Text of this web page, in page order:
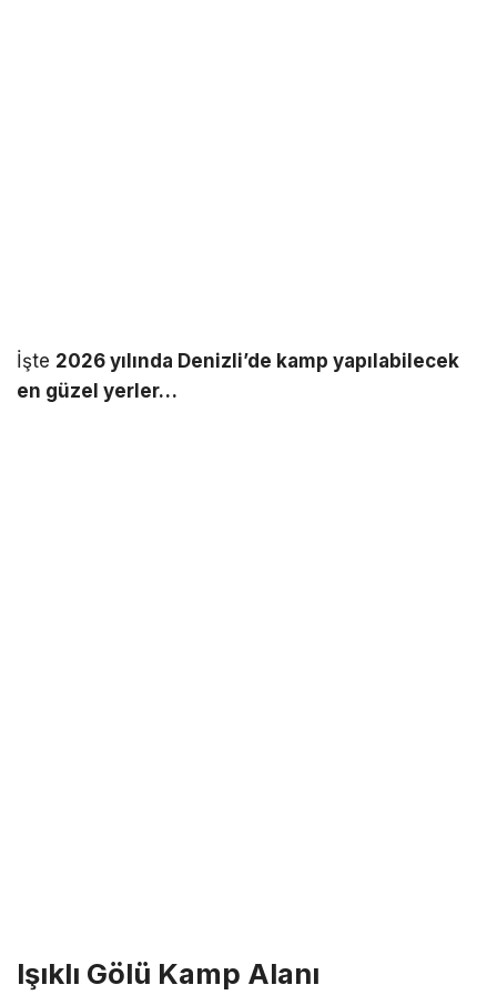
İşte 2026 yılında Denizli’de kamp yapılabilecek
en güzel yerler…
Işıklı Gölü Kamp Alanı